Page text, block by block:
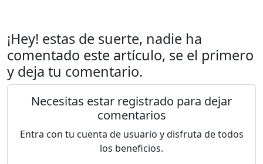
¡Hey! estas de suerte, nadie ha
comentado este artículo, se el primero
y deja tu comentario.
Necesitas estar registrado para dejar
comentarios
Entra con tu cuenta de usuario y disfruta de todos
los beneficios.